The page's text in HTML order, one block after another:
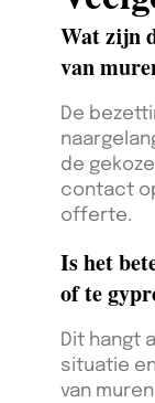
Wat zijn
van
De
de
contact
offerte.
Is het
of te
Dit hangt
situatie
van